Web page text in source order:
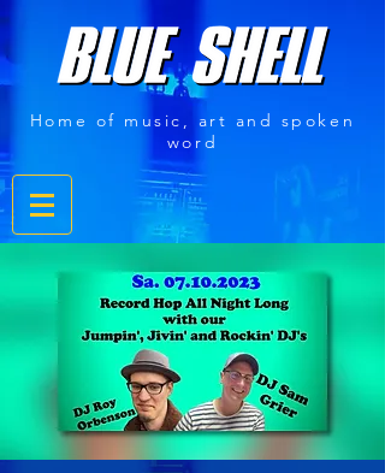
Home of music, art and spoken
word